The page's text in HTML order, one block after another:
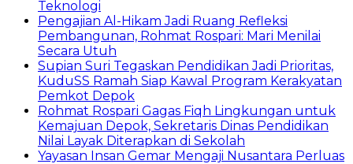
Teknologi
Pengajian Al-Hikam Jadi Ruang Refleksi
Pembangunan, Rohmat Rospari: Mari Menilai
Secara Utuh
Supian Suri Tegaskan Pendidikan Jadi Prioritas,
KuduSS Ramah Siap Kawal Program Kerakyatan
Pemkot Depok
Rohmat Rospari Gagas Fiqh Lingkungan untuk
Kemajuan Depok, Sekretaris Dinas Pendidikan
Nilai Layak Diterapkan di Sekolah
Yayasan Insan Gemar Mengaji Nusantara Perluas